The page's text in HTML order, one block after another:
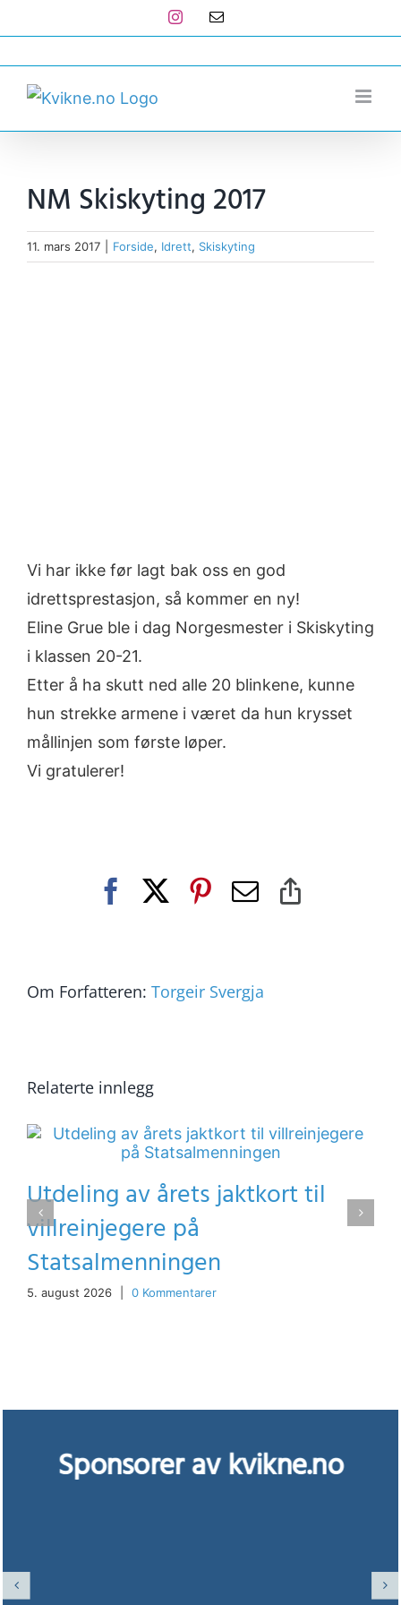
to
content
Instagram
E-
NM Skiskyting 2017
11. mars 2017 Forside, Idrett, Skiskyting
Vi har ikke før lagt bak oss en god
idrettsprestasjon, så kommer en ny!
Eline Grue ble i dag Norgesmester i Skiskyting
i klassen 20-21.
Etter å ha skutt ned alle 20 blinkene, kunne
hun strekke armene i været da hun krysset
mållinjen som første løper.
Vi gratulerer!
Facebook Pinterest
E-
Om Forfatteren: Torgeir Svergja
Relaterte innlegg
Utdeling av årets jaktkort til
villreinjegere på
Statsalmenningen
5. august 2026 0 Kommentarer
Sponsorer av kvikne.no